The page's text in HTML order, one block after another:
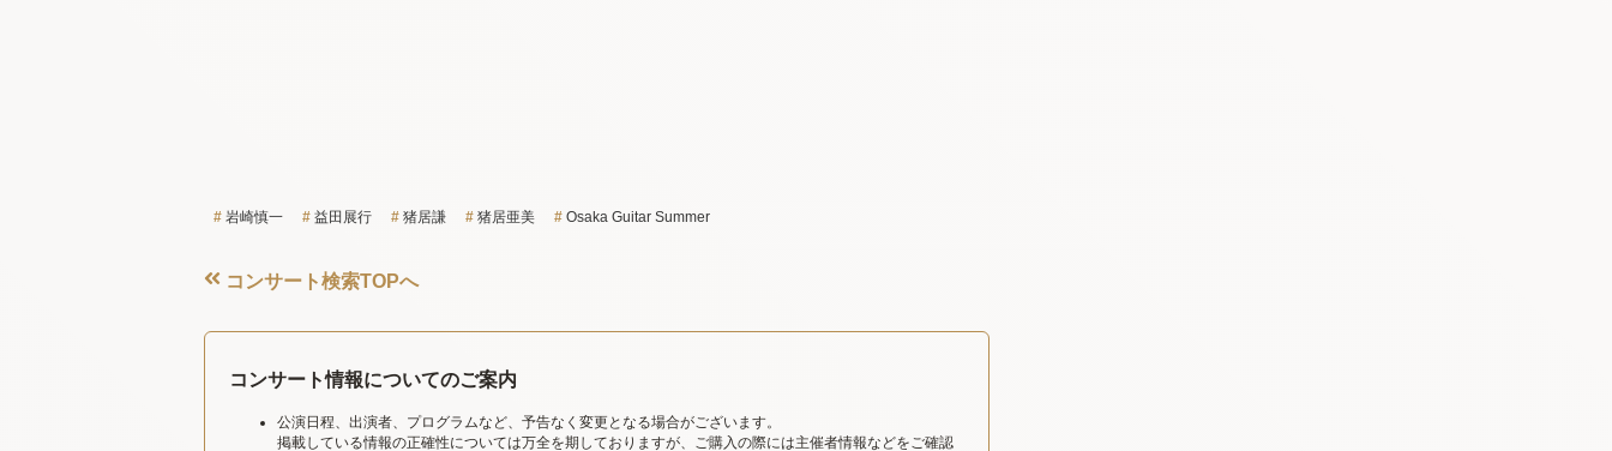
岩崎慎一 益田展行 猪居謙 猪居亜美 Osaka Guitar Summer
コンサート検索TOPへ
コンサート情報についてのご案内
公演日程、出演者、プログラムなど、予告なく変更となる場合がございます。
掲載している情報の正確性については万全を期しておりますが、ご購入の際には主催者情報などをご確認